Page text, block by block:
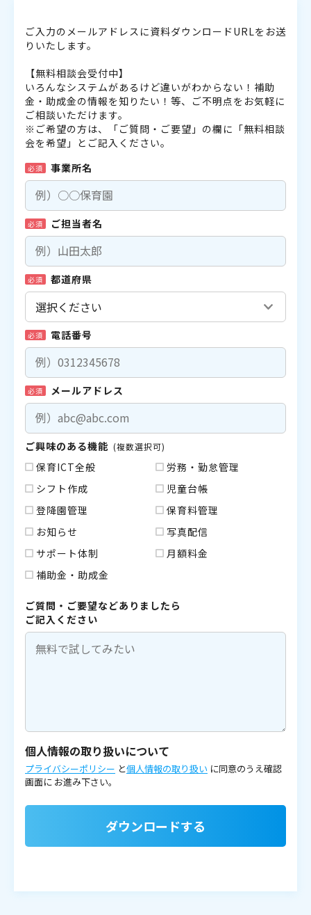
ご入力のメールアドレスに資料ダウンロードURLをお送
りいたします。
【無料相談会受付中】
いろんなシステムがあるけど違いがわからない！補助
金・助成金の情報を知りたい！等、ご不明点をお気軽に
ご相談いただけます。
※ご希望の方は、「ご質問・ご要望」の欄に「無料相談
会を希望」とご記入ください。
必須 事業所名
必須 ご担当者名
必須 都道府県
必須 電話番号
必須 メールアドレス
ご興味のある機能 (複数選択可)
保育ICT全般
労務・勤怠管理
シフト作成
児童台帳
登降園管理
保育料管理
お知らせ
写真配信
サポート体制
月額料金
補助金・助成金
ご質問・ご要望などありましたら
ご記入ください
個人情報の取り扱いについて
プライバシーポリシー と個人情報の取り扱い に同意のうえ確認
画面に お進み下さい。
ダウンロードする